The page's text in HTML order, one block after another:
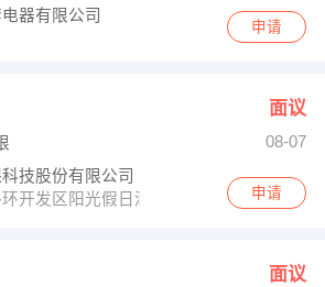
器有限公司
申请
面议
08-07
技股份有限公司
开发区阳光假日酒店对面
申请
面议